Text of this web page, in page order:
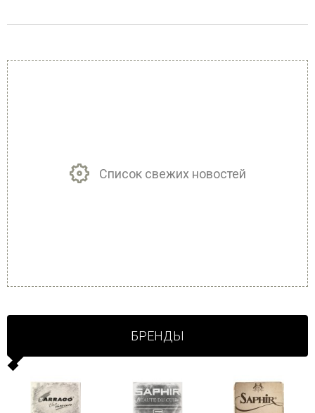
Список свежих новостей
БРЕНДЫ